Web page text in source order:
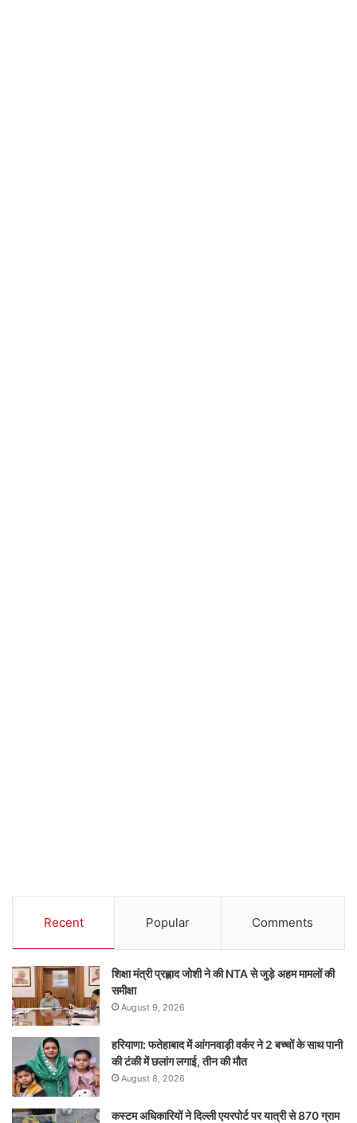
Recent Popular Comments
शिक्षा मंत्री प्रह्लाद जोशी ने की NTA से जुड़े अहम मामलों की
समीक्षा
August 9, 2026
हरियाणा: फतेहाबाद में आंगनवाड़ी वर्कर ने 2 बच्चों के साथ पानी
की टंकी में छलांग लगाई, तीन की मौत
August 8, 2026
कस्टम अधिकारियों ने दिल्ली एयरपोर्ट पर यात्री से 870 ग्राम